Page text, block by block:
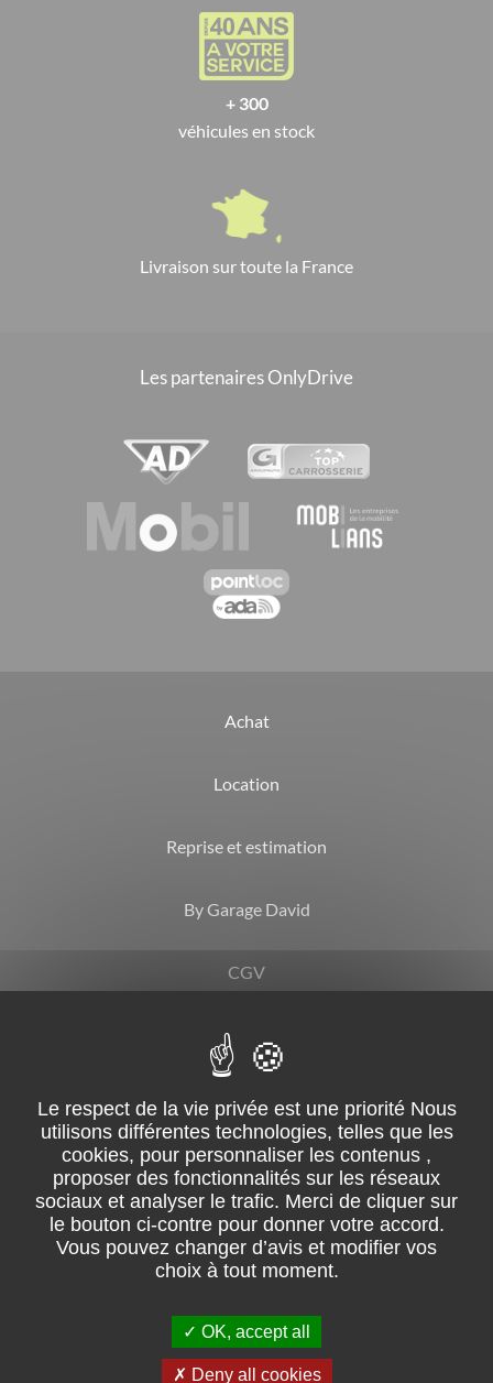
+ 300
véhicules en stock
Livraison sur toute la France
Les partenaires OnlyDrive
Achat
Location
Reprise et estimation
By Garage David
CGV
Mentions légales
Suivez-nous sur facebook
02 51 31 08 68 – ZI du Grand Moulin, ZI de la lérandière – 85250
Saint-Fulgent
Pour les trajets courts, privilégiez la marche ou le vélo
#SeDéplacerMoinsPolluer.Retrouvez les consommations
énergétiques.
OK, accept all
Deny all cookies